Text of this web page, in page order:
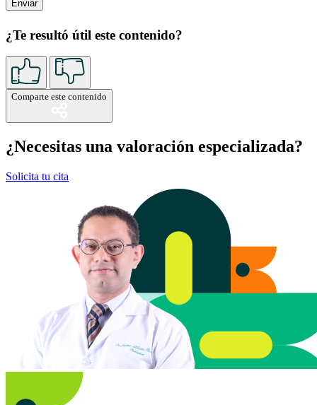
¿Te resultó útil este contenido?
Comparte este contenido
¿Necesitas una valoración especializada?
Solicita tu cita